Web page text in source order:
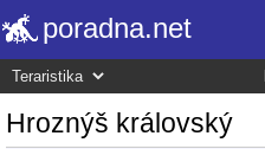
poradna.net
Hroznýš královský